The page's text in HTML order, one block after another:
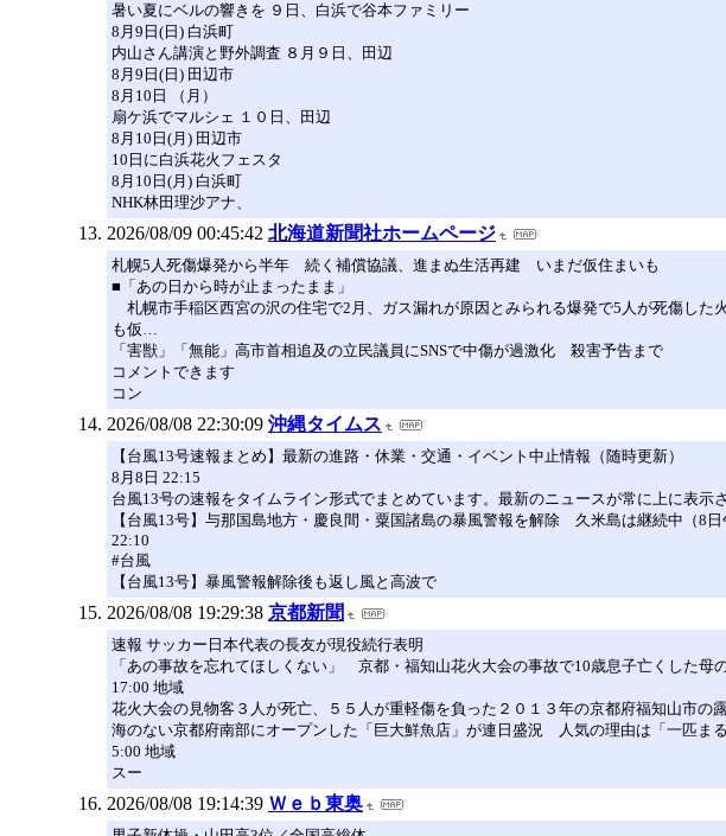
暑い夏にベルの響きを ９日、白浜で谷本ファミリー
8月9日(日) 白浜町
内山さん講演と野外調査 ８月９日、田辺
8月9日(日) 田辺市
8月10日 （月）
扇ケ浜でマルシェ １０日、田辺
8月10日(月) 田辺市
10日に白浜花火フェスタ
8月10日(月) 白浜町
NHK林田理沙アナ、
2026/08/09 00:45:42 北海道新聞社ホームページ
札幌5人死傷爆発から半年 続く補償協議、進まぬ生活再建 いまだ仮住まいも
■「あの日から時が止まったまま」
札幌市手稲区西宮の沢の住宅で2月、ガス漏れが原因とみられる爆発で5人が死傷し
も仮…
「害獣」「無能」高市首相追及の立民議員にSNSで中傷が過激化 殺害予告まで
コメントできます
コン
2026/08/08 22:30:09 沖縄タイムス
【台風13号速報まとめ】最新の進路・休業・交通・イベント中止情報（随時更新）
8月8日 22:15
台風13号の速報をタイムライン形式でまとめています。最新のニュースが常に上に表示
【台風13号】与那国島地方・慶良間・粟国諸島の暴風警報を解除 久米島は継続中（8日
22:10
#台風
【台風13号】暴風警報解除後も返し風と高波で
2026/08/08 19:29:38 京都新聞
速報 サッカー日本代表の長友が現役続行表明
「あの事故を忘れてほしくない」 京都・福知山花火大会の事故で10歳息子亡くした母
17:00 地域
花火大会の見物客３人が死亡、５５人が重軽傷を負った２０１３年の京都府福知山市
海のない京都府南部にオープンした「巨大鮮魚店」が連日盛況 人気の理由は「一匹まる
5:00 地域
スー
2026/08/08 19:14:39 Ｗｅｂ東奥